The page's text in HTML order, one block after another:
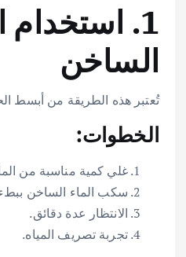
1. استخدام
الساخن
تُعتبر هذه الطريقة من أبسط
الخطوات:
غلي كمية مناسبة من
سكب الماء الساخن
الانتظار عدة دقائق.
تجربة تصريف المياه.